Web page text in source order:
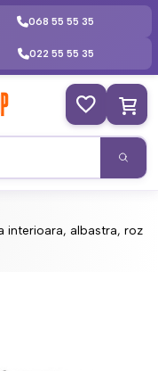
068 55 55 35
022 55 55 35
interioara, albastra, roz